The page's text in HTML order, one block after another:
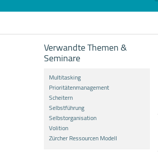
Verwandte Themen &
Seminare
Multitasking
Prioritätenmanagement
Scheitern
Selbstführung
Selbstorganisation
Volition
Zürcher Ressourcen Modell